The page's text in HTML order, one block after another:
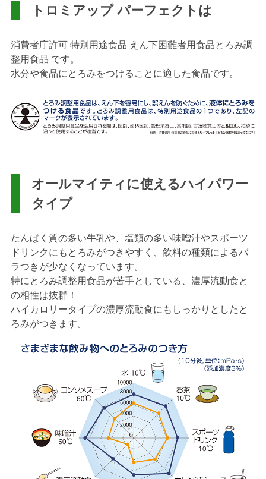
トロミアップ パーフェクトは
消費者庁許可 特別用途食品 えん下困難者用食品とろみ調
整用食品 です。
水分や食品にとろみをつけることに適した食品です。
オールマイティに使えるハイパワー
タイプ
たんぱく質の多い牛乳や、塩類の多い味噌汁やスポーツ
ドリンクにもとろみがつきやすく、飲料の種類によるバ
ラつきが少なくなっています。
特にとろみ調整用食品が苦手としている、濃厚流動食と
の相性は抜群！
ハイカロリータイプの濃厚流動食にもしっかりとしたと
ろみがつきます。